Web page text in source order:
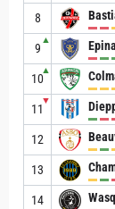
8
9
▲ Epinal
10
▲
11
▼
12
13
14